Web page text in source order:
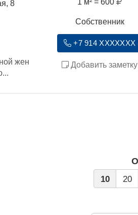
8
жен
1 м² = 600
Собственник
+7 914 XXXXXXX
Добавить заметку
10 20